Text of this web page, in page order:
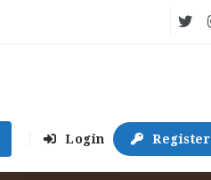
Login Register